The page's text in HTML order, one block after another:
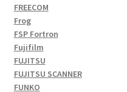
FREECOM
Frog
FSP Fortron
Fujifilm
FUJITSU
FUJITSU SCANNER
FUNKO